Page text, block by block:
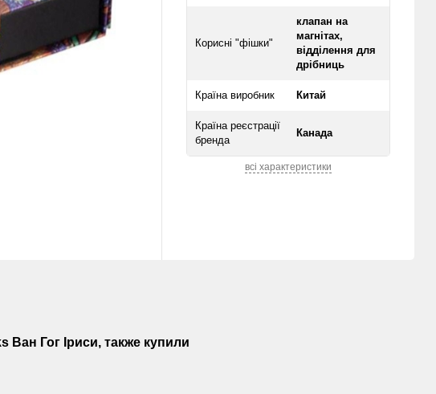
Корисні "фішки"
клапан на
магнітах,
відділення для
дрібниць
Країна виробник Китай
Країна реєстрації
бренда
Канада
всі характеристики
Гог Іриси, также купили